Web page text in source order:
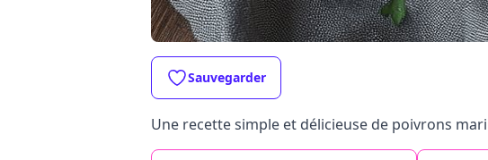
Sauvegarder
Une recette simple et délicieuse de poivrons